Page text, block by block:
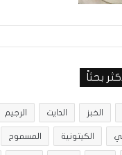
بحثاً
الخبز الدايت الرجيم
الكيتونية المسموح